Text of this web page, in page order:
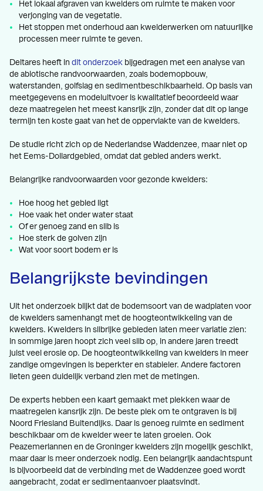
Het lokaal afgraven van kwelders om ruimte te maken voor
verjonging van de vegetatie.
Het stoppen met onderhoud aan kwelderwerken om natuurlijke
processen meer ruimte te geven.
Deltares heeft in dit onderzoek bijgedragen met een analyse van
de abiotische randvoorwaarden, zoals bodemopbouw,
waterstanden, golfslag en sedimentbeschikbaarheid. Op basis van
meetgegevens en modeluitvoer is kwalitatief beoordeeld waar
deze maatregelen het meest kansrijk zijn, zonder dat dit op lange
termijn ten koste gaat van het de oppervlakte van de kwelders.
De studie richt zich op de Nederlandse Waddenzee, maar niet op
het Eems-Dollardgebied, omdat dat gebied anders werkt.
Belangrijke randvoorwaarden voor gezonde kwelders:
Hoe hoog het gebied ligt
Hoe vaak het onder water staat
Of er genoeg zand en slib is
Hoe sterk de golven zijn
Wat voor soort bodem er is
Belangrijkste bevindingen
Uit het onderzoek blijkt dat de bodemsoort van de wadplaten voor
de kwelders samenhangt met de hoogteontwikkeling van de
kwelders. Kwelders in slibrijke gebieden laten meer variatie zien:
in sommige jaren hoopt zich veel slib op, in andere jaren treedt
juist veel erosie op. De hoogteontwikkeling van kwelders in meer
zandige omgevingen is beperkter en stabieler. Andere factoren
lieten geen duidelijk verband zien met de metingen.
De experts hebben een kaart gemaakt met plekken waar de
maatregelen kansrijk zijn. De beste plek om te ontgraven is bij
Noord Friesland Buitendijks. Daar is genoeg ruimte en sediment
beschikbaar om de kwelder weer te laten groeien. Ook
Peazemerlannen en de Groninger kwelders zijn mogelijk geschikt,
maar daar is meer onderzoek nodig. Een belangrijk aandachtspunt
is bijvoorbeeld dat de verbinding met de Waddenzee goed wordt
aangebracht, zodat er sedimentaanvoer plaatsvindt.